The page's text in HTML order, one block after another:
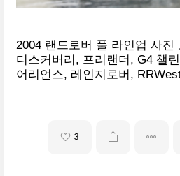
2004 랜드로버 풀 라인업 사진
디스커버리, 프리랜더, G4 챌
어리언스, 레인지로버,
3